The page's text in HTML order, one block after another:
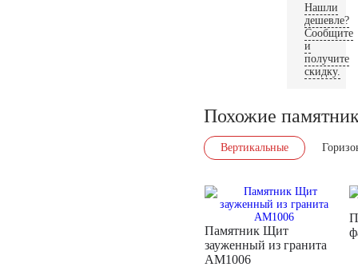
Нашли
дешевле?
Сообщите
и
получите
скидку.
Похожие
Вертикальные
Памятник Щит
зауженный из гранита
AM1006